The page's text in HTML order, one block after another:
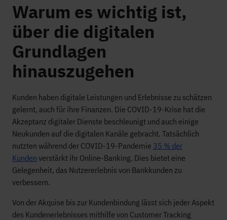
Warum es wichtig ist,
über die digitalen
Grundlagen
hinauszugehen
Kunden haben digitale Leistungen und Erlebnisse zu schätzen
gelernt, auch für ihre Finanzen. Die COVID-19-Krise hat die
Akzeptanz digitaler Dienste beschleunigt und auch einige
Neukunden auf die digitalen Kanäle gebracht. Tatsächlich
nutzten während der COVID-19-Pandemie 35 % der
Kunden verstärkt ihr Online-Banking. Dies bietet eine
Gelegenheit, das Nutzererlebnis von Bankkunden zu
verbessern.
Von der Akquise bis zur Kundenbindung lässt sich jeder Aspekt
des Kundenerlebnisses mithilfe von Customer Tracking